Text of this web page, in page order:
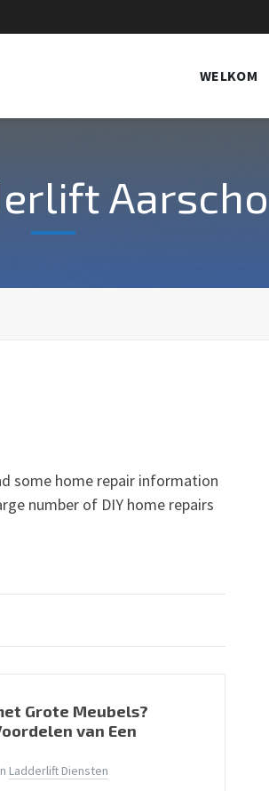
WELKOM
some home repair information
number of DIY home repairs
Grote Meubels?
van Een
Ladderlift Diensten